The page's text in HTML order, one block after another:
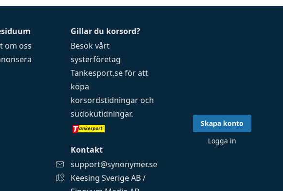
om oss
Gillar du korsord?
Besök vårt
systerföretag
Tankesport.seför att
köpa
korsordstidningar och
sudokutidningar.
Kontakt
support@synonymer.se
Keesing Sverige AB /
Skapa konto
Logga in